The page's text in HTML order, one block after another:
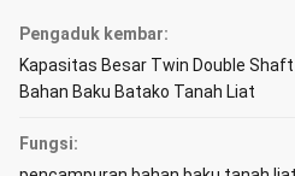
Pengaduk kembar:
Kapasitas Besar Twin Double
Bahan Baku Batako Tanah Liat
Fungsi: